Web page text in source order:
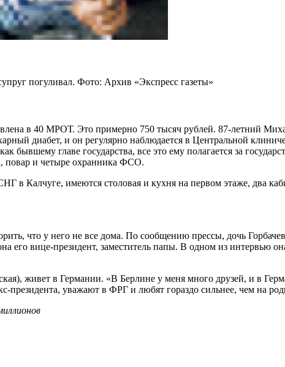
погуливал. Фото: Архив «Экспресс газеты»
в 40 МРОТ. Это примерно 750 тысяч рублей. 87-летний
диабет, и он регулярно наблюдается в Центральной
бывшему главе государства, все это ему полагается за
повар и четыре охранника ФСО.
в Калчуге, имеются столовая и кухня на первом этаже, два
что у него не все дома. По сообщению прессы, дочь
вице-президент, заместитель папы. В одном из интервью
живет в Германии. «В Берлине у меня много друзей, и в
президента, уважают в ФРГ и любят гораздо сильнее, чем на